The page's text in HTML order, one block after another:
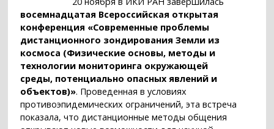
восемнадцатая Всероссийская открытая
конференция «Современные проблемы
дистанционного зондирования Земли из
космоса (Физические основы, методы и
технологии мониторинга окружающей
среды, потенциально опасных явлений и
объектов)». Проведенная в условиях
противоэпидемических ограничений, эта встреча
показала, что дистанционные методы общения